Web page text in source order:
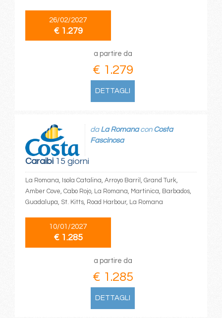
26/02/2027
€ 1.279
a partire da
€ 1.279
DETTAGLI
Caraibi15 giorni
da La Romanacon Costa
Fascinosa
La Romana, Isola Catalina, Arroyo Barril, Grand Turk,
Amber Cove, Cabo Rojo, La Romana, Martinica, Barbados,
Guadalupa, St. Kitts, Road Harbour, La Romana
10/01/2027
€ 1.285
a partire da
€ 1.285
DETTAGLI